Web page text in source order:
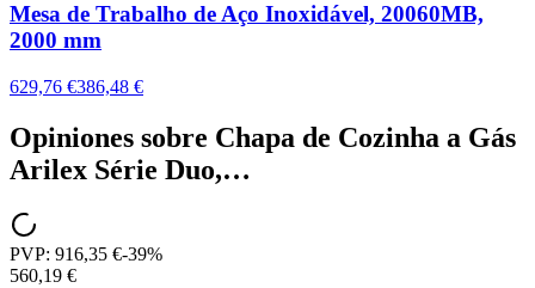
Mesa de Trabalho de Aço Inoxidável, 20060MB,
2000 mm
629,76 €386,48 €
Opiniones sobre Chapa de Cozinha a Gás
Arilex Série Duo,…
PVP: 916,35 €-39%
560,19 €